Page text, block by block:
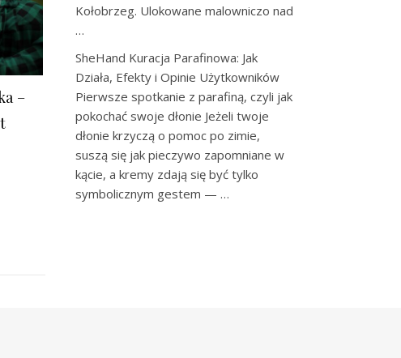
–
Kołobrzeg. Ulokowane malowniczo nad
…
SheHand Kuracja Parafinowa: Jak
Działa, Efekty i Opinie Użytkowników
Pierwsze spotkanie z parafiną, czyli jak
pokochać swoje dłonie Jeżeli twoje
dłonie krzyczą o pomoc po zimie,
suszą się jak pieczywo zapomniane w
kącie, a kremy zdają się być tylko
symbolicznym gestem — …